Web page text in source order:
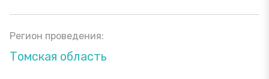
Регион проведения:
Томская область